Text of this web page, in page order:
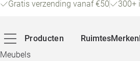
Gratis verzending vanaf €50 300+
Producten
Meubels
RuimtesMerken